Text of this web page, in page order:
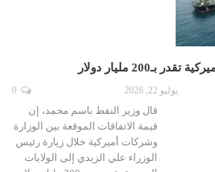
بـ200 مليار دولار
يوليو 22, 2026
قال وزير النفط باسم محمد، إن
قيمة الاتفاقات الموقعة بين الوزارة
وشركات أميركية خلال زيارة رئيس
الوزراء علي الزيدي إلى الولايات